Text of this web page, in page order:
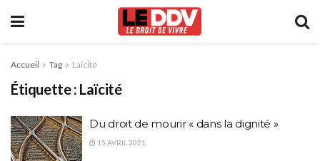
Accueil Tag Laïcité
Étiquette : Laïcité
Du droit de mourir « dans la dignité »
15 AVRIL 2021